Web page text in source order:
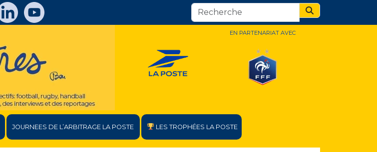
Search
EN PARTENARIAT AVEC
JOURNEES DE L’ARBITRAGE LA POSTE LES TROPHÉES LA POSTE